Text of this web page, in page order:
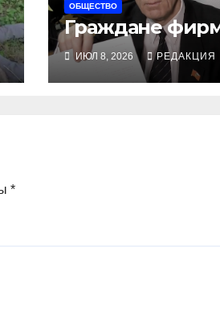
ОБЩЕСТВО
Граждане
ИЮЛ 8, 2026 РЕДАКЦИЯ
*